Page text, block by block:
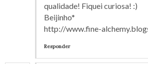
qualidade! Fiquei curiosa! :)
Beijinho*
http://www.fine-
Responder